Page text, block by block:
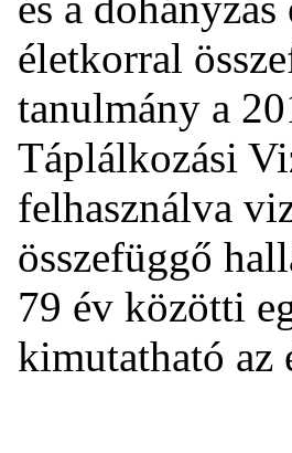
életkorral
tanulmány a
Táplálkozási
felhasználva
összefüggő
79 év közötti
kimutatható az